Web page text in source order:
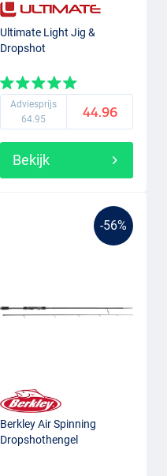
Ultimate Light Jig &
Dropshot
Adviesprijs
64.95
44.96
Bekijk
-56%
Berkley Air Spinning
Dropshothengel